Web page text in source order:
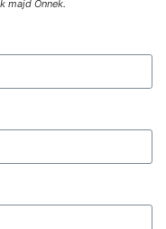
majd Önnek.